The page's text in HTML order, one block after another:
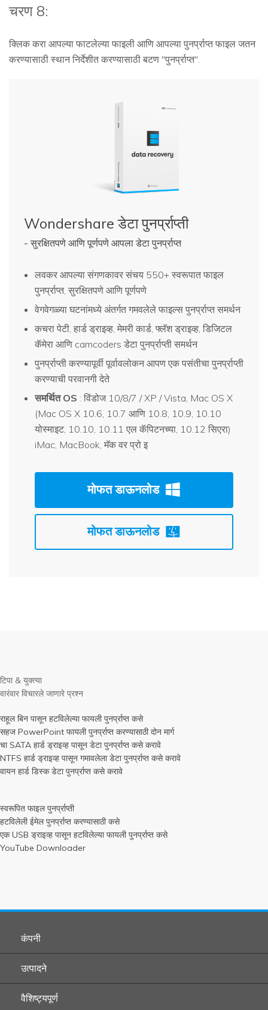
चरण 8:
क्लिक करा आपल्या फाटलेल्या फाइली आणि आपल्या पुनर्प्राप्त फाइल जतन
करण्यासाठी स्थान निर्देशीत करण्यासाठी बटण "पुनर्प्राप्त".
Wondershare डेटा पुनर्प्राप्ती
- सुरक्षितपणे आणि पूर्णपणे आपला डेटा पुनर्प्राप्त
लवकर आपल्या संगणकावर संचय 550+ स्वरूपात फाइल
पुनर्प्राप्त, सुरक्षितपणे आणि पूर्णपणे
वेगवेगळ्या घटनांमध्ये अंतर्गत गमवलेले फाइल्स पुनर्प्राप्त समर्थन
कचरा पेटी, हार्ड ड्राइव्ह, मेमरी कार्ड, फ्लॅश ड्राइव्ह, डिजिटल
कॅमेरा आणि camcoders डेटा पुनर्प्राप्ती समर्थन
पुनर्प्राप्ती करण्यापूर्वी पूर्वावलोकन आपण एक पसंतीचा पुनर्प्राप्ती
करण्याची परवानगी देते
समर्थित OS : विंडोज 10/8/7 / XP / Vista, Mac OS X
(Mac OS X 10.6, 10.7 आणि 10.8, 10.9, 10.10
योस्माइट, 10.10, 10.11 एल कॅपिटनच्या, 10.12 सिएरा)
iMac, MacBook, मॅक वर प्रो इ
मोफत डाऊनलोड
मोफत डाऊनलोड
टिपा & युक्त्या
वारंवार विचारले जाणारे प्रश्न
राहूल बिन पासून हटविलेल्या फायली पुनर्प्राप्त कसे
सहज PowerPoint फायली पुनर्प्राप्त करण्यासाठी दोन मार्ग
चा SATA हार्ड ड्राइव्ह पासून डेटा पुनर्प्राप्त कसे करावे
NTFS हार्ड ड्राइव्ह पासून गमावलेला डेटा पुनर्प्राप्त कसे करावे
वायन हार्ड डिस्क डेटा पुनर्प्राप्त कसे करावे
स्वरूपित फाइल पुनर्प्राप्ती
हटविलेली ईमेल पुनर्प्राप्त करण्यासाठी कसे
एक USB ड्राइव्ह पासून हटविलेल्या फायली पुनर्प्राप्त कसे
YouTube Downloader
कंपनी
उत्पादने
वैशिष्ट्यपूर्ण